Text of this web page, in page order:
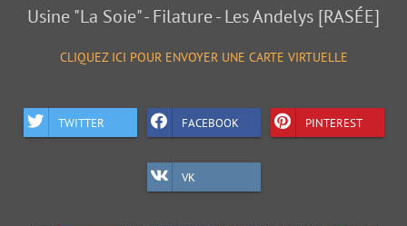
Usine "La Soie" - Filature - Les Andelys [RASÉE]
CLIQUEZ ICI POUR ENVOYER UNE CARTE VIRTUELLE
TWITTER FACEBOOK PINTEREST
VK